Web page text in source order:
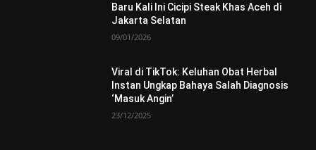
Baru Kali Ini Cicipi Steak Khas Aceh di
Jakarta Selatan
09/01/2026
Viral di TikTok: Keluhan Obat Herbal
Instan Ungkap Bahaya Salah Diagnosis
‘Masuk Angin’
23/12/2025